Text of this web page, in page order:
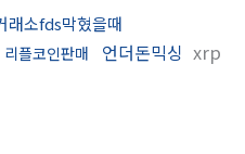
래소fds막혔을때
플코인판매 언더돈믹싱 xrp